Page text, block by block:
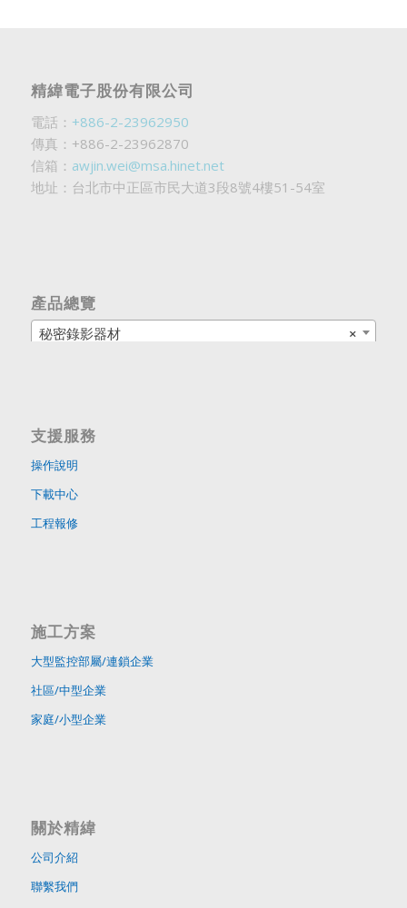
精緯電子股份有限公司
電話： +886-2-23962950
傳真：+886-2-23962870
信箱： awjin.wei@msa.hinet.net
地址：台北市中正區市民大道3段8號4樓51-54室
產品總覽
×
秘密錄影器材
支援服務
操作說明
下載中心
工程報修
施工方案
大型監控部屬/連鎖企業
社區/中型企業
家庭/小型企業
關於精緯
公司介紹
聯繫我們